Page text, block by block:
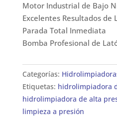
Motor Industrial de Bajo
Excelentes Resultados de
Parada Total Inmediata
Bomba Profesional de
Categorías:
Etiquetas: hidrolimpiadora
hidrolimpiadora de alta
limpieza a presión